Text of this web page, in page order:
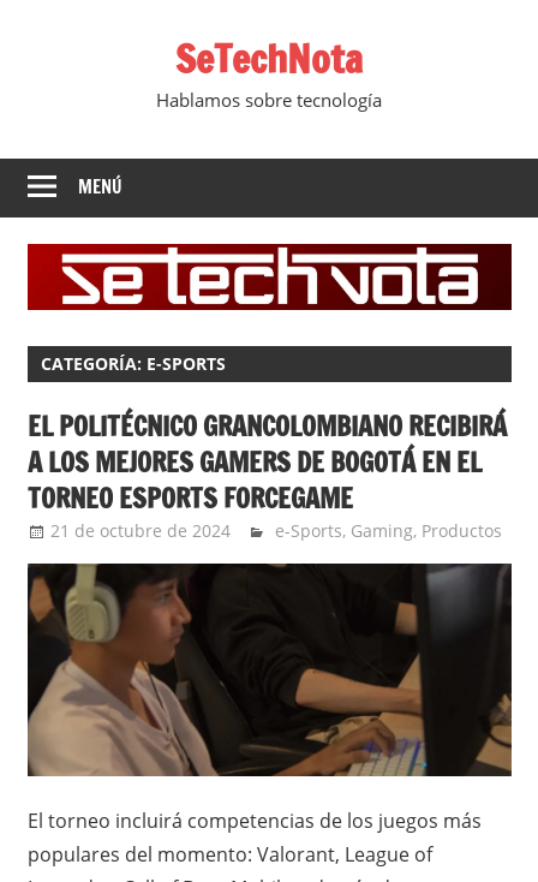
SeTechNota
Hablamos sobre tecnología
MENÚ
CATEGORÍA: E-SPORTS
EL POLITÉCNICO GRANCOLOMBIANO RECIBIRÁ
A LOS MEJORES GAMERS DE BOGOTÁ EN EL
TORNEO ESPORTS FORCEGAME
21 de octubre de 2024 Ernesto Herrera
e-Sports, Gaming, Productos
El torneo incluirá competencias de los juegos más
populares del momento: Valorant, League of